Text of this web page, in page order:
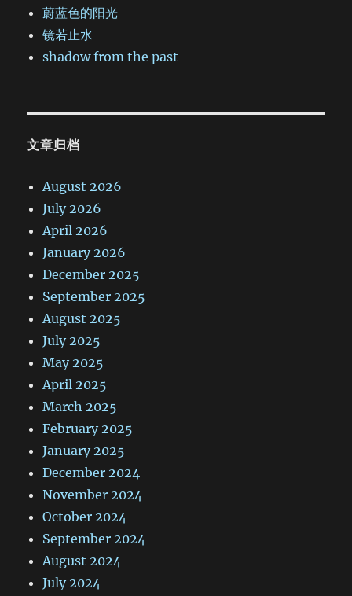
蔚蓝色的阳光
镜若止水
shadow from the past
文章归档
August 2026
July 2026
April 2026
January 2026
December 2025
September 2025
August 2025
July 2025
May 2025
April 2025
March 2025
February 2025
January 2025
December 2024
November 2024
October 2024
September 2024
August 2024
July 2024